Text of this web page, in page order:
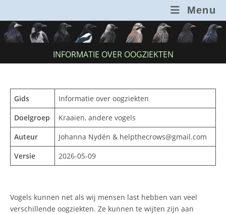
inhoud
Menu
INFORMATIE OVER OOGZIEKTEN
Gids
Informatie over oogziekten
Doelgroep
Kraaien, andere vogels
Auteur
Johanna Nydén & helpthecrows@gmail.com
Versie
2026-05-09
Vogels kunnen net als wij mensen last hebben van veel
verschillende oogziekten. Ze kunnen te wijten zijn aan